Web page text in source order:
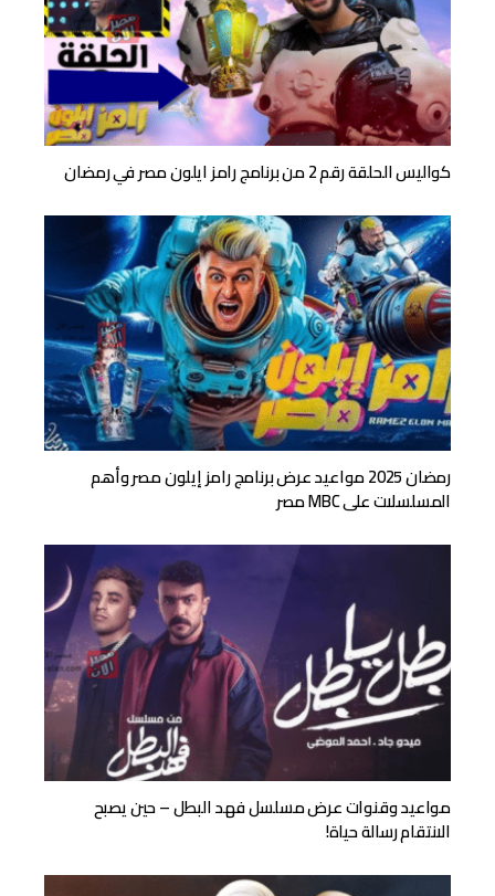
كواليس الحلقة رقم 2 من برنامج رامز ايلون مصر في رمضان
رمضان 2025 مواعيد عرض برنامج رامز إيلون مصر وأهم
المسلسلات على MBC مصر
مواعيد وقنوات عرض مسلسل فهد البطل – حين يصبح
الانتقام رسالة حياة!